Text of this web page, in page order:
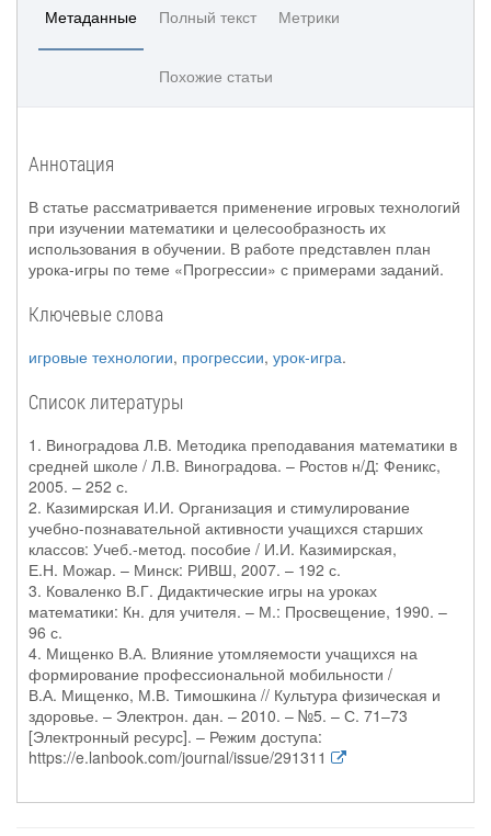
Метаданные Полный текст Метрики
Похожие статьи
Аннотация
В статье рассматривается применение игровых технологий
при изучении математики и целесообразность их
использования в обучении. В работе представлен план
урока-игры по теме «Прогрессии» с примерами заданий.
Ключевые слова
игровые технологии, прогрессии, урок-игра.
Список литературы
1. Виноградова Л.В. Методика преподавания математики в
средней школе / Л.В. Виноградова. – Ростов н/Д: Феникс,
2005. – 252 с.
2. Казимирская И.И. Организация и стимулирование
учебно-познавательной активности учащихся старших
классов: Учеб.-метод. пособие / И.И. Казимирская,
Е.Н. Можар. – Минск: РИВШ, 2007. – 192 с.
3. Коваленко В.Г. Дидактические игры на уроках
математики: Кн. для учителя. – М.: Просвещение, 1990. –
96 с.
4. Мищенко В.А. Влияние утомляемости учащихся на
формирование профессиональной мобильности /
В.А. Мищенко, М.В. Тимошкина // Культура физическая и
здоровье. – Электрон. дан. – 2010. – №5. – С. 71–73
[Электронный ресурс]. – Режим доступа:
https://e.lanbook.com/journal/issue/291311